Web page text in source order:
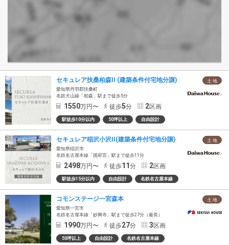
土 地
セキュレア扶桑柏森II (建築条件付宅地分譲)
愛知県丹羽郡扶桑町
名鉄犬山線「柏森」駅まで徒歩5分
1550万円〜 徒歩5分 2区画
駅徒歩10分以内 50坪以上 自由設計
土 地
セキュレア稲沢小沢II(建築条件付宅地分譲)
愛知県稲沢市
名鉄名古屋本線「国府宮」駅まで徒歩11分
2498万円〜 徒歩11 分 2区画
駅徒歩15分以内 自由設計 名鉄名古屋本線
土 地
コモンステージ一宮森本
愛知県一宮市
名鉄名古屋本線「妙興寺」駅まで徒歩27分（最長）
1990万円〜 徒歩27分 3 区画
50坪以上 自由設計 名鉄名古屋本線